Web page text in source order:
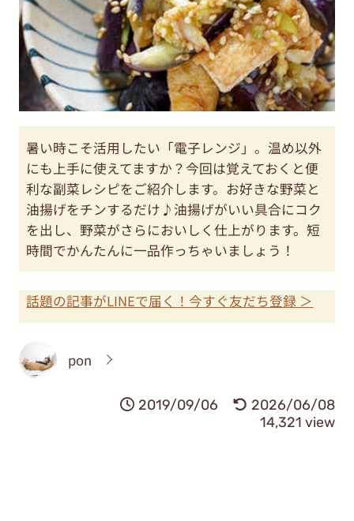
暑い時こそ活用したい「電子レンジ」。温め以外
にも上手に使えてますか？今回は覚えておくと便
利な副菜レシピをご紹介します。お好きな野菜と
油揚げをチンするだけ♪油揚げがいい具合にコク
を出し、野菜がさらにおいしく仕上がります。短
時間でかんたんに一品作っちゃいましょう！
話題の記事がLINEで届く！今すぐ友だち登録 ＞
pon
2019/09/06
2026/06/08
14,321 view